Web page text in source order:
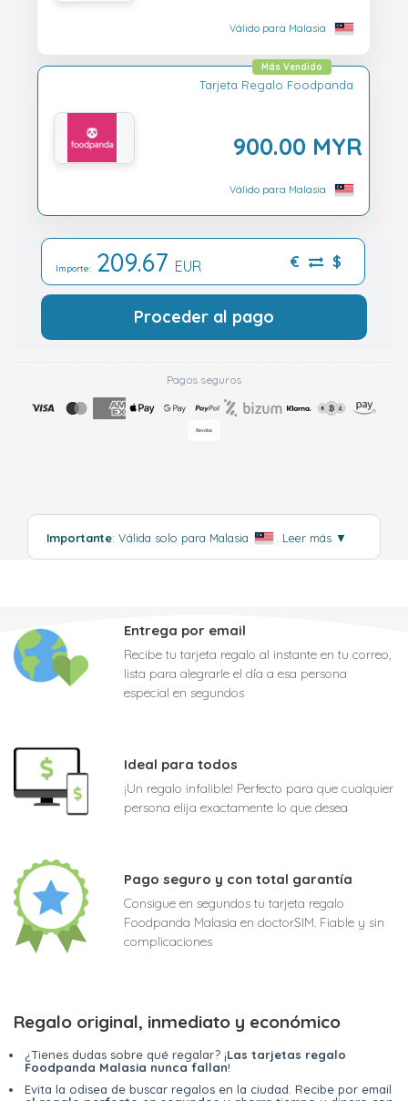
Válido para Malasia
Tarjeta Regalo Foodpanda
900.00 MYR
Más Vendido
Válido para Malasia
Importe: 209.67 EUR € $
Proceder al pago
Pagos seguros
Importante: Válida solo para Malasia Leer más ▼
Entrega por email
Recibe tu tarjeta regalo al instante en tu correo,
lista para alegrarle el día a esa persona
especial en segundos
Ideal para todos
¡Un regalo infalible! Perfecto para que cualquier
persona elija exactamente lo que desea
Pago seguro y con total garantía
Consigue en segundos tu tarjeta regalo
Foodpanda Malasia en doctorSIM. Fiable y sin
complicaciones
Regalo original, inmediato y económico
¿Tienes dudas sobre qué regalar? ¡Las tarjetas regalo
Foodpanda Malasia nunca fallan!
Evita la odisea de buscar regalos en la ciudad. Recibe por email